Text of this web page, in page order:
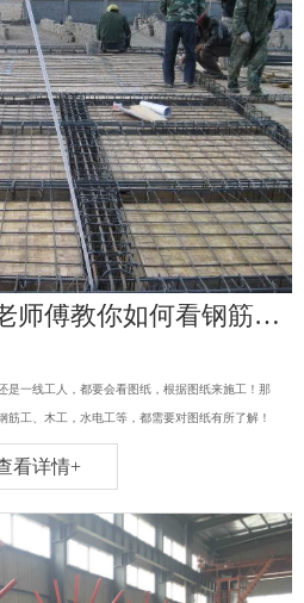
干了一辈子的工程老师傅教你如何看钢筋图纸，不在求人！
是一线工人，都要会看图纸，根据图纸来施工！那
工、木工，水电工等，都需要对图纸有所了解！
看详情+